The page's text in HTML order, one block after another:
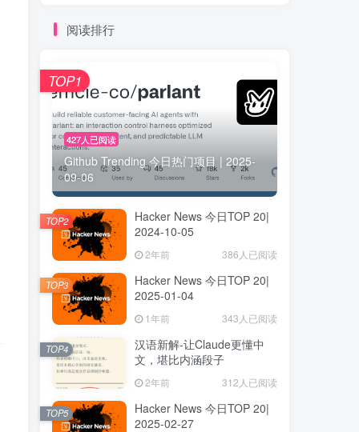
12.How to Give a Good Talk
14.Dynamo AI (YC W22) Is Hiring for AI Product Managers
17.Glow-in-the-dark houseplants shine in rainbow of colours
18.Magic Lantern Is Back
19.Kernel-hack-drill and exploiting CVE-2024-50264 in the Linux kernel
20.Sharing a mutable reference between Rust and Python
12.How to Give a Good Talk
14.Dynamo AI (YC W22) Is Hiring for AI Product Managers
17.Glow-in-the-dark houseplants shine in rainbow of colours
18.Magic Lantern Is Back
19.Kernel-hack-drill and exploiting CVE-2024-50264 in the Linux kernel
20.Sharing a mutable reference between Rust and Python
阅读排行
427人已阅读
Github Trending 今日热门项目 | 2025-
09-06
TOP1
Hacker News 今日TOP 20|
2024-10-05
2年前 386人已阅读
TOP2
Hacker News 今日TOP 20|
2025-01-04
1年前 343人已阅读
TOP3
汉语新解-让Claude更懂中
文，堪比内涵段子
2年前 312人已阅读
TOP4
Hacker News 今日TOP 20|
2025-02-27
TOP5